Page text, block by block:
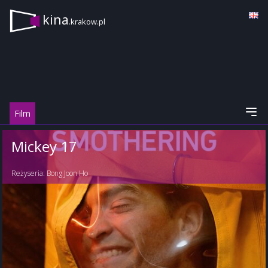
kina.krakow.pl
Film
Mickey 17
Reżyseria: Bong Joon Ho